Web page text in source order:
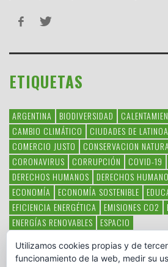
ETIQUETAS
ARGENTINA BIODIVERSIDAD
CAMBIO CLIMÁTICO
CIUDADES DE
COMERCIO JUSTO
CONSERVACION
CORONAVIRUS
CORRUPCIÓN COVID-19
DERECHOS HUMANOS
DERECHOS
ECONOMÍA
ECONOMÍA SOSTENIBLE
EFICIENCIA ENERGÉTICA
EMISIONES CO2
ENERGÍAS RENOVABLES
ESPACIO
HAMBRE LATINOAMÉRICA MEDIO
Utilizamos cookies propias y de
funcionamiento de la web, medir su